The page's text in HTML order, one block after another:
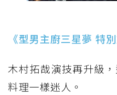
《型男主廚三星夢 特別
木村拓哉演技再升級
料理一樣迷人。